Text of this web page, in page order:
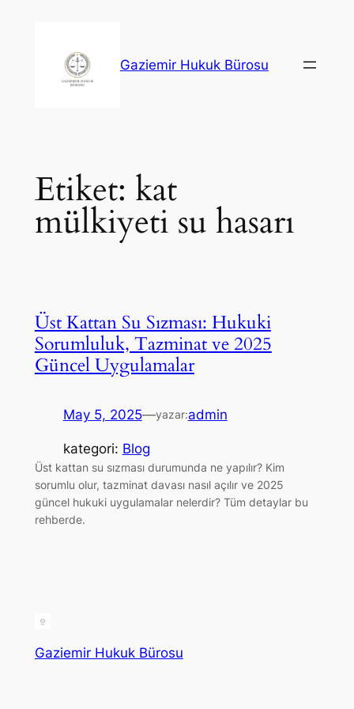
Gaziemir Hukuk Bürosu
Etiket: kat
mülkiyeti su hasarı
Üst Kattan Su Sızması: Hukuki
Sorumluluk, Tazminat ve 2025
Güncel Uygulamalar
May 5, 2025—yazar:admin
kategori: Blog
Üst kattan su sızması durumunda ne yapılır? Kim
sorumlu olur, tazminat davası nasıl açılır ve 2025
güncel hukuki uygulamalar nelerdir? Tüm detaylar bu
rehberde.
Gaziemir Hukuk Bürosu